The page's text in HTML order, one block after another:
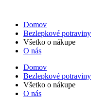
obsah
Domov
Bezlepkové potraviny
Všetko o nákupe
O nás
Domov
Bezlepkové potraviny
Všetko o nákupe
O nás